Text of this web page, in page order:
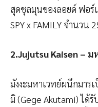
สุดชุลมุนของลอยด์ ฟอร์
SPY x FAMILY จำนว
2.Jujutsu Kaisen –
มังงะมหาเวทย์ผนึกมาร
มิ (Gege Akutami) ได้